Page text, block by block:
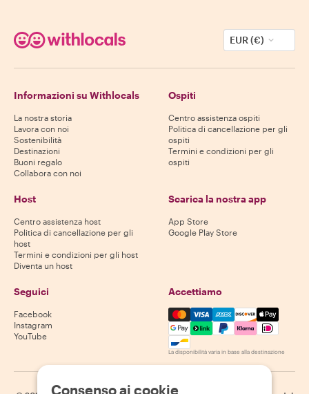
EUR (€)
Informazioni su Withlocals
La nostra storia
Lavora con noi
Sostenibilità
Destinazioni
Buoni regalo
Collabora con noi
Ospiti
Centro assistenza ospiti
Politica di cancellazione per gli
ospiti
Termini e condizioni per gli
ospiti
Host
Centro assistenza host
Politica di cancellazione per gli
host
Termini e condizioni per gli host
Diventa un host
Scarica la nostra app
App Store
Google Play Store
Seguici
Facebook
Instagram
YouTube
Accettiamo
Mastercard, Visa, Amex,
La disponibilità varia in base alla destinazione
Consenso ai cookie